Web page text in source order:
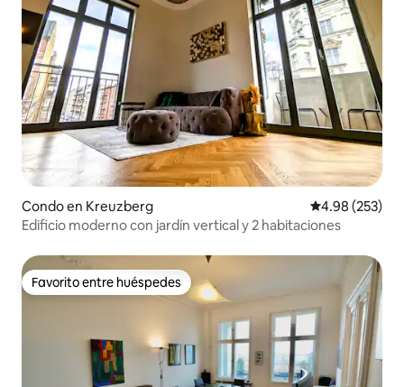
Condo en Kreuzberg Calificación
4.98 (253)
Edificio moderno con jardín vertical y 2 habitaciones
Favorito entre huéspedes
Favorito entre huéspedes